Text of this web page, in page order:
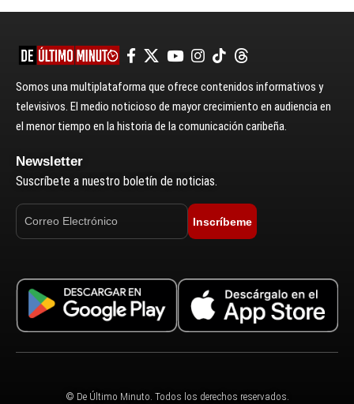
Somos una multiplataforma que ofrece contenidos informativos y
televisivos. El medio noticioso de mayor crecimiento en audiencia en
el menor tiempo en la historia de la comunicación caribeña.
Newsletter
Suscríbete a nuestro boletín de noticias.
Inscríbeme
© De Último Minuto. Todos los derechos reservados.